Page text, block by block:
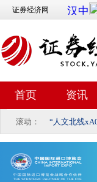
证券经济网
首页 资讯
滚动： “人文北线